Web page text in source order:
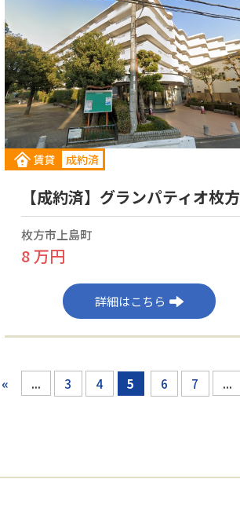
賃貸 成約済
【成約済】グランパティオ枚方
枚方市上島町
8 万円
詳細はこちら
« ... 3 4 5 6 7 ...